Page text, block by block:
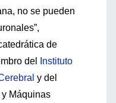
no se pueden
de
del
Instituto
y del
Máquinas